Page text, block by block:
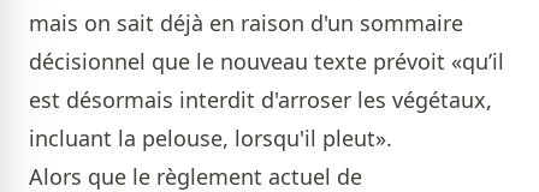
mais on sait déjà en raison d'un sommaire
décisionnel que le nouveau texte prévoit «qu’il
est désormais interdit d'arroser les végétaux,
incluant la pelouse, lorsqu'il pleut».
Alors que le règlement actuel de